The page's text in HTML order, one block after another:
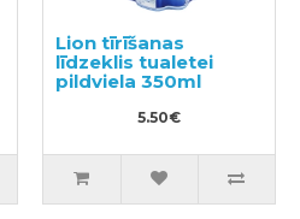
Lion tīrīšanas
līdzeklis tualetei
pildviela 350ml
5.50€